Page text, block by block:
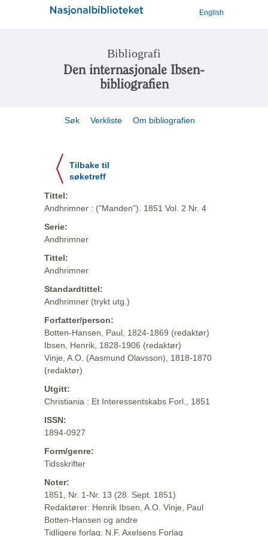
English
Bibliografi
Den internasjonale Ibsen-
bibliografien
Søk Verkliste Om bibliografien
Tilbake til
søketreff
Tittel:
Andhrimner : ("Manden"). 1851 Vol. 2 Nr. 4
Serie:
Andhrimner
Tittel:
Andhrimner
Standardtittel:
Andhrimner (trykt utg.)
Forfatter/person:
Botten-Hansen, Paul, 1824-1869 (redaktør)
Ibsen, Henrik, 1828-1906 (redaktør)
Vinje, A.O. (Aasmund Olavsson), 1818-1870
(redaktør)
Utgitt:
Christiania : Et Interessentskabs Forl., 1851
ISSN:
1894-0927
Form/genre:
Tidsskrifter
Noter:
1851, Nr. 1-Nr. 13 (28. Sept. 1851)
Redaktører: Henrik Ibsen, A.O. Vinje, Paul
Botten-Hansen og andre
Tidligere forlag: N.F. Axelsens Forlag